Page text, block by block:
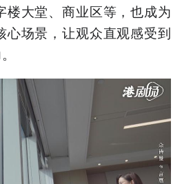
楼大堂、商业区等，也成为
心场景，让观众直观感受到